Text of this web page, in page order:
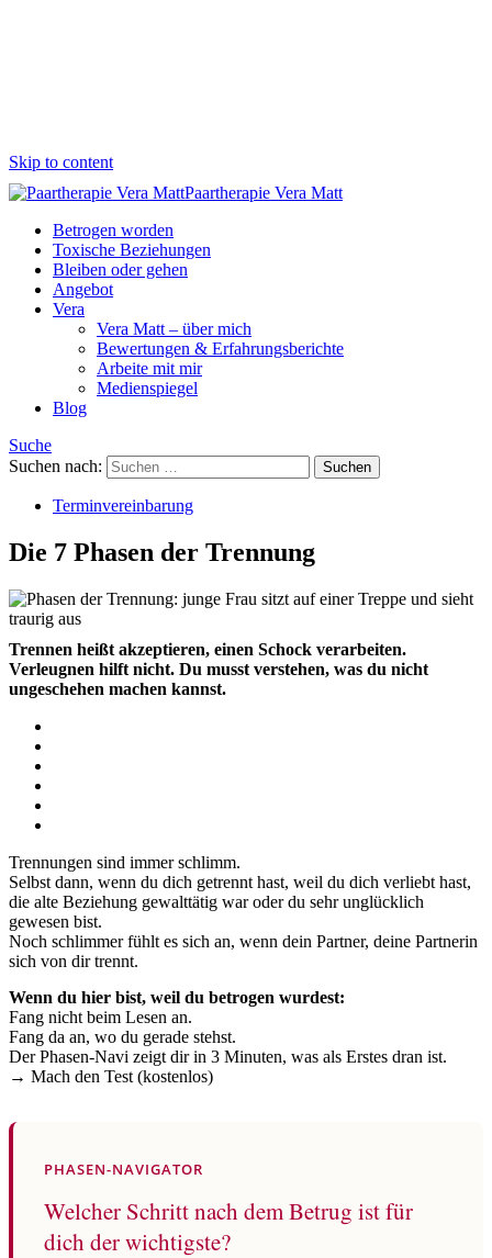
Skip to content
Paartherapie Vera Matt
Betrogen worden
Toxische Beziehungen
Bleiben oder gehen
Angebot
Vera
Vera Matt – über mich
Bewertungen & Erfahrungsberichte
Arbeite mit mir
Medienspiegel
Blog
Suche
Suchen nach:
Terminvereinbarung
Die 7 Phasen der Trennung
Trennen heißt akzeptieren, einen Schock verarbeiten.
Verleugnen hilft nicht. Du musst verstehen, was du nicht
ungeschehen machen kannst.
Trennungen sind immer schlimm.
Selbst dann, wenn du dich getrennt hast, weil du dich verliebt hast,
die alte Beziehung gewalttätig war oder du sehr unglücklich
gewesen bist.
Noch schlimmer fühlt es sich an, wenn dein Partner, deine Partnerin
sich von dir trennt.
Wenn du hier bist, weil du betrogen wurdest:
Fang nicht beim Lesen an.
Fang da an, wo du gerade stehst.
Der Phasen-Navi zeigt dir in 3 Minuten, was als Erstes dran ist.
→ Mach den Test (kostenlos)
PHASEN-NAVIGATOR
Welcher Schritt nach dem Betrug ist für
dich der wichtigste?